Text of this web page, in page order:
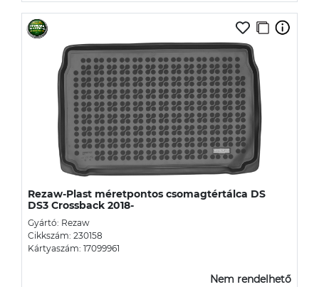
Rezaw-Plast méretpontos csomagtértálca DS
DS3 Crossback 2018-
Gyártó: Rezaw
Cikkszám: 230158
Kártyaszám: 17099961
Nem rendelhető